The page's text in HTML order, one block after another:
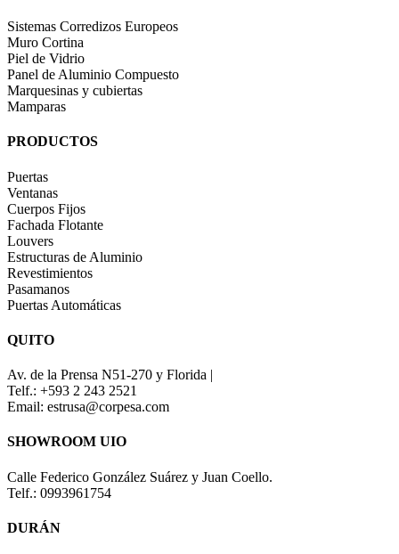
Sistemas Corredizos Europeos
Muro Cortina
Piel de Vidrio
Panel de Aluminio Compuesto
Marquesinas y cubiertas
Mamparas
PRODUCTOS
Puertas
Ventanas
Cuerpos Fijos
Fachada Flotante
Louvers
Estructuras de Aluminio
Revestimientos
Pasamanos
Puertas Automáticas
QUITO
Av. de la Prensa N51-270 y Florida |
Telf.: +593 2 243 2521
Email: estrusa@corpesa.com
SHOWROOM UIO
Calle Federico González Suárez y Juan Coello.
Telf.: 0993961754
DURÁN